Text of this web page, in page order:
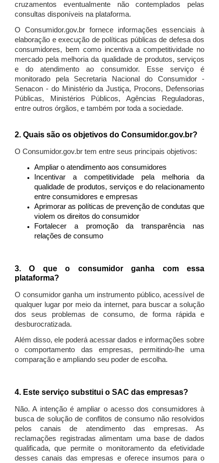
cruzamentos eventualmente não contemplados pelas
consultas disponíveis na plataforma.
O Consumidor.gov.br fornece informações essenciais à
elaboração e execução de políticas públicas de defesa dos
consumidores, bem como incentiva a competitividade no
mercado pela melhoria da qualidade de produtos, serviços
e do atendimento ao consumidor. Esse serviço é
monitorado pela Secretaria Nacional do Consumidor -
Senacon - do Ministério da Justiça, Procons, Defensorias
Públicas, Ministérios Públicos, Agências Reguladoras,
entre outros órgãos, e também por toda a sociedade.
2. Quais são os objetivos do Consumidor.gov.br?
O Consumidor.gov.br tem entre seus principais objetivos:
Ampliar o atendimento aos consumidores
Incentivar a competitividade pela melhoria da
qualidade de produtos, serviços e do relacionamento
entre consumidores e empresas
Aprimorar as políticas de prevenção de condutas que
violem os direitos do consumidor
Fortalecer a promoção da transparência nas
relações de consumo
3. O que o consumidor ganha com essa
plataforma?
O consumidor ganha um instrumento público, acessível de
qualquer lugar por meio da internet, para buscar a solução
dos seus problemas de consumo, de forma rápida e
desburocratizada.
Além disso, ele poderá acessar dados e informações sobre
o comportamento das empresas, permitindo-lhe uma
comparação e ampliando seu poder de escolha.
4. Este serviço substitui o SAC das empresas?
Não. A intenção é ampliar o acesso dos consumidores à
busca de solução de conflitos de consumo não resolvidos
pelos canais de atendimento das empresas. As
reclamações registradas alimentam uma base de dados
qualificada, que permite o monitoramento da efetividade
desses canais das empresas e oferece insumos para o